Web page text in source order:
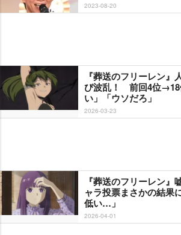
2023-08-20
『葬送のフリーレン』
び波乱！ 前回4位→18
い」「ウソだろ」
2026-03-23
『葬送のフリーレン』
ャラ投票まさかの結果
低い…」
2026-04-01